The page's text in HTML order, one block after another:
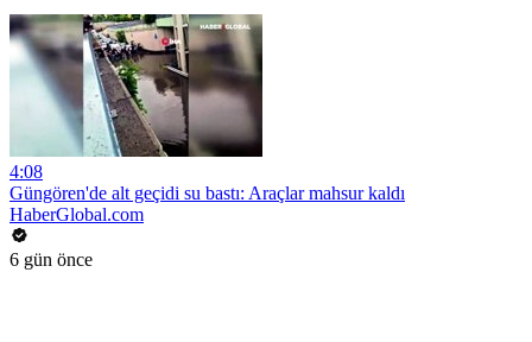
4:08
Güngören'de alt geçidi su bastı: Araçlar mahsur kaldı
HaberGlobal.com
6 gün önce